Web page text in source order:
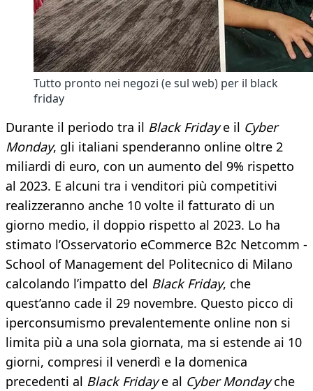
Tutto pronto nei negozi (e sul web) per il black
friday
Durante il periodo tra il Black Fridaye il Cyber
Monday, gli italiani spenderanno online oltre 2
miliardi di euro, con un aumento del 9% rispetto
al 2023. E alcuni tra i venditori più competitivi
realizzeranno anche 10 volte il fatturato di un
giorno medio, il doppio rispetto al 2023. Lo ha
stimato l’Osservatorio eCommerce B2c Netcomm -
School of Management del Politecnico di Milano
calcolando l’impatto del Black Friday, che
quest’anno cade il 29 novembre. Questo picco di
iperconsumismo prevalentemente online non si
limita più a una sola giornata, ma si estende ai 10
giorni, compresi il venerdì e la domenica
precedenti al Black Fridaye al Cyber Mondayche